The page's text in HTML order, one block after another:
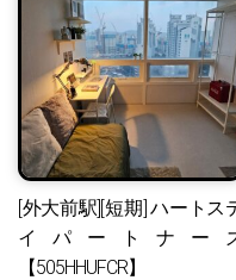
[外大前駅][短期] ハートス
イパートナー
【505HHUFCR】